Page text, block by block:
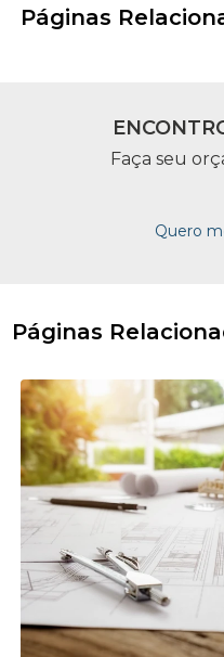
Páginas
Faça seu
Quero
Páginas